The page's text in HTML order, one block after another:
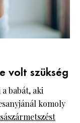
volt szükség
babát, aki
komoly